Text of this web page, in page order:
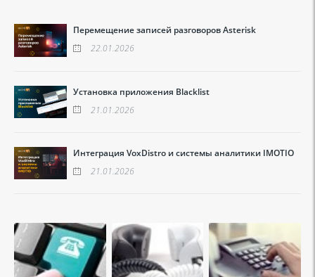
Перемещение записей разговоров Asterisk
22.01.2026
Установка приложения Blacklist
21.01.2026
Интеграция VoxDistro и системы аналитики IMOTIO
21.01.2026